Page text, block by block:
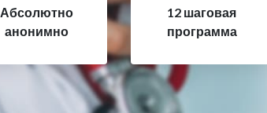
Абсолютно
анонимно
12 шаговая
программа